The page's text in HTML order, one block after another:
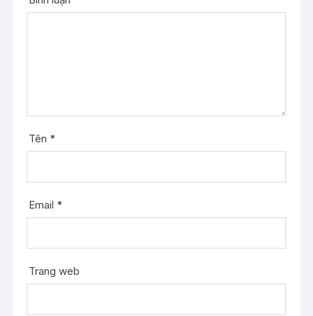
Tên *
Email *
Trang web